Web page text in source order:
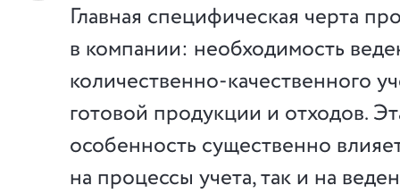
Главная специфическая черта
в компании: необходимость
количественно-качественного
готовой продукции и отходов.
особенность существенно
на процессы учета, так и на